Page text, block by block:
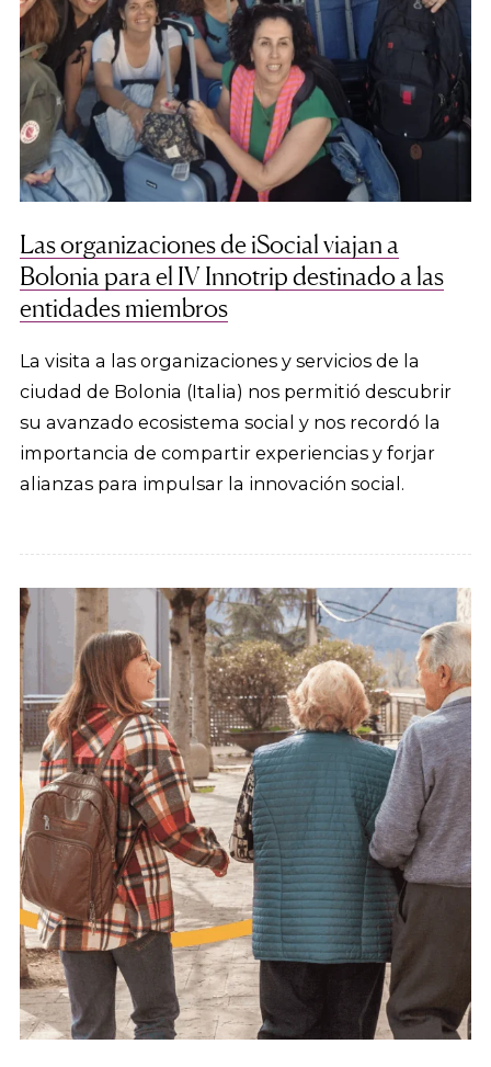
Las organizaciones de iSocial viajan a
Bolonia para el IV Innotrip destinado a las
entidades miembros
La visita a las organizaciones y servicios de la
ciudad de Bolonia (Italia) nos permitió descubrir
su avanzado ecosistema social y nos recordó la
importancia de compartir experiencias y forjar
alianzas para impulsar la innovación social.